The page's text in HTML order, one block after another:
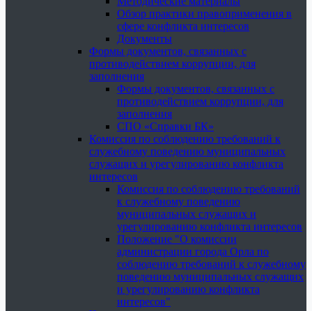
Обзор практики правоприменения в
сфере конфликта интересов
Документы
Формы документов, связанных с
противодействием коррупции, для
заполнения
Формы документов, связанных с
противодействием коррупции, для
заполнения
СПО «Справки БК»
Комиссия по соблюдению требований к
служебному поведению муниципальных
служащих и урегулированию конфликта
интересов
Комиссия по соблюдению требований
к служебному поведению
муниципальных служащих и
урегулированию конфликта интересов
Положение "О комиссии
администрации города Орла по
соблюдению требований к служебному
поведению муниципальных служащих
и урегулированию конфликта
интересов"